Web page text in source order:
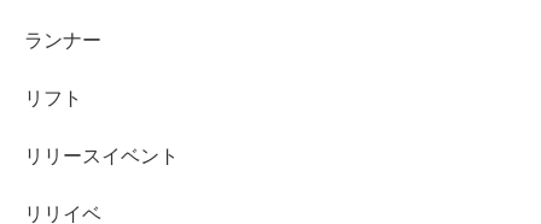
ランナー
リフト
リリースイベント
リリイベ